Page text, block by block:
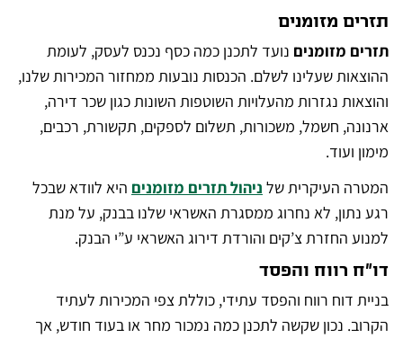
תזרים מזומנים
תזרים מזומנים נועד לתכנן כמה כסף נכנס לעסק, לעומת
ההוצאות שעלינו לשלם. הכנסות נובעות ממחזור המכירות שלנו,
והוצאות נגזרות מהעלויות השוטפות השונות כגון שכר דירה,
ארנונה, חשמל, משכורות, תשלום לספקים, תקשורת, רכבים,
מימון ועוד.
המטרה העיקרית של ניהול תזרים מזומנים היא לוודא שבכל
רגע נתון, לא נחרוג ממסגרת האשראי שלנו בבנק, על מנת
למנוע החזרת צ’קים והורדת דירוג האשראי ע”י הבנק.
דו”ח רווח והפסד
בניית דוח רווח והפסד עתידי, כוללת צפי המכירות לעתיד
הקרוב. נכון שקשה לתכנן כמה נמכור מחר או בעוד חודש, אך